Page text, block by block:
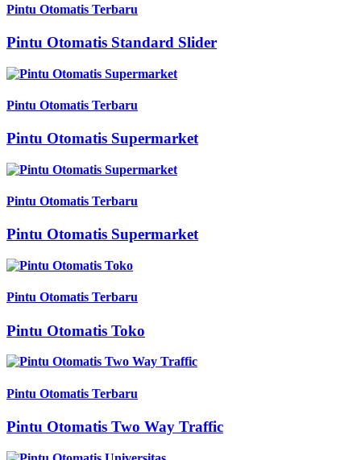
Pintu Otomatis Terbaru
Pintu Otomatis Standard Slider
Pintu Otomatis Terbaru
Pintu Otomatis Supermarket
Pintu Otomatis Terbaru
Pintu Otomatis Supermarket
Pintu Otomatis Terbaru
Pintu Otomatis Toko
Pintu Otomatis Terbaru
Pintu Otomatis Two Way Traffic